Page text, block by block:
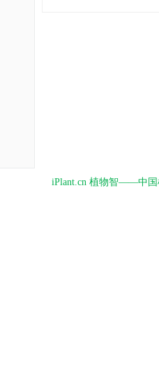
iPlant.cn 植物智——中国